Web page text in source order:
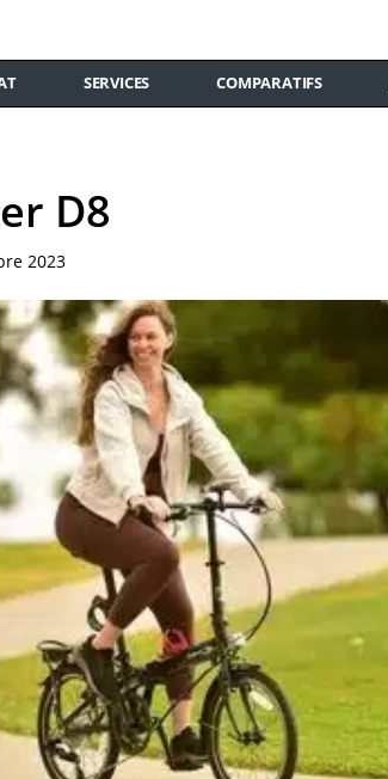
SERVICES COMPARATIFS
D8
2023